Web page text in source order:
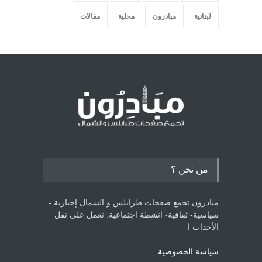
لبنانية مبادرون محلية مقالات
من نحن ؟
مبادرون تجمع صفحات طرابلس و الشمال إخبارية -
سياسية- ثقافية- انشطة اجتماعية. نعمل على نقل
الأحداث ا
سياسة الخصوصية